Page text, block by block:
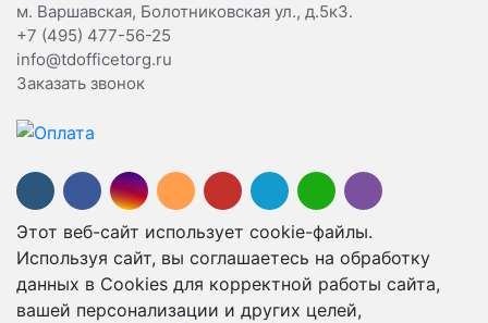
м. Варшавская, Болотниковская ул., д.5к3.
+7 (495) 477-56-25
info@tdofficetorg.ru
Заказать звонок
Этот веб-сайт использует cookie-файлы.
Используя сайт, вы соглашаетесь на обработку
данных в Cookies для корректной работы сайта,
вашей персонализации и других целей,